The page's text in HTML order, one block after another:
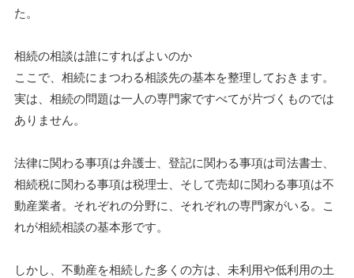
た。
相続の相談は誰にすればよいのか
ここで、相続にまつわる相談先の基本を整理しておきます。
実は、相続の問題は一人の専門家ですべてが片づくものでは
ありません。
法律に関わる事項は弁護士、登記に関わる事項は司法書士、
相続税に関わる事項は税理士、そして売却に関わる事項は不
動産業者。それぞれの分野に、それぞれの専門家がいる。こ
れが相続相談の基本形です。
しかし、不動産を相続した多くの方は、未利用や低利用の土